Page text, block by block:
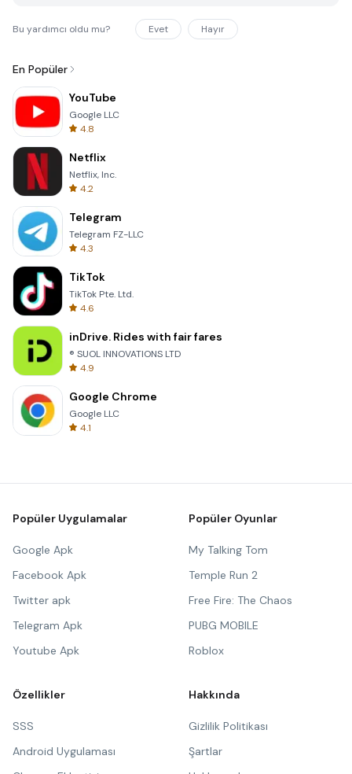
Bu yardımcı oldu mu? Evet Hayır
En Popüler
YouTube
Google LLC
4.8
Netflix
Netflix, Inc.
4.2
Telegram
Telegram FZ-LLC
4.3
TikTok
TikTok Pte. Ltd.
4.6
inDrive. Rides with fair fares
® SUOL INNOVATIONS LTD
4.9
Google Chrome
Google LLC
4.1
Popüler Uygulamalar
Google Apk
Facebook Apk
Twitter apk
Telegram Apk
Youtube Apk
Popüler Oyunlar
My Talking Tom
Temple Run 2
Free Fire: The Chaos
PUBG MOBILE
Roblox
Özellikler
SSS
Android Uygulaması
Hakkında
Gizlilik Politikası
Şartlar